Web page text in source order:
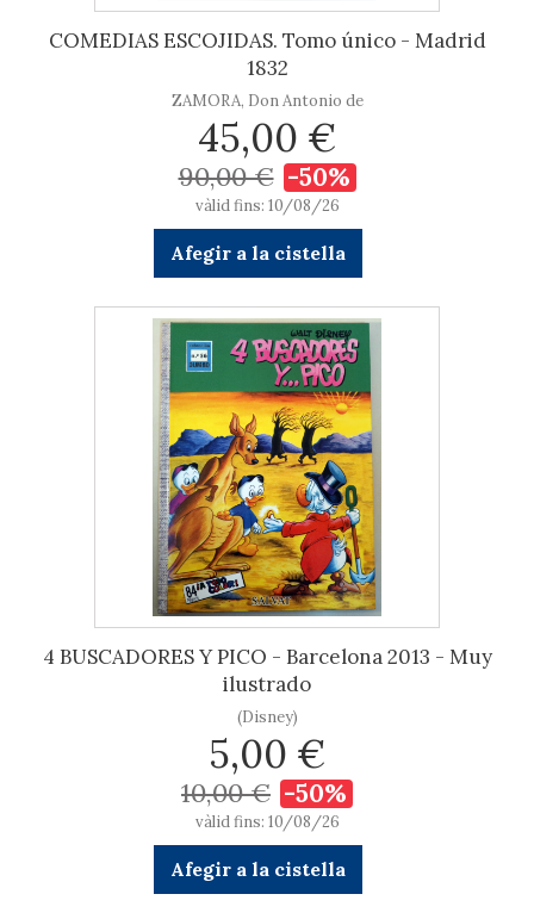
COMEDIAS ESCOJIDAS. Tomo único - Madrid
1832
ZAMORA, Don Antonio de
45,00 €
90,00 € -50%
vàlid fins: 10/08/26
Afegir a la cistella
4 BUSCADORES Y PICO - Barcelona 2013 - Muy
ilustrado
(Disney)
5,00 €
10,00 € -50%
vàlid fins: 10/08/26
Afegir a la cistella